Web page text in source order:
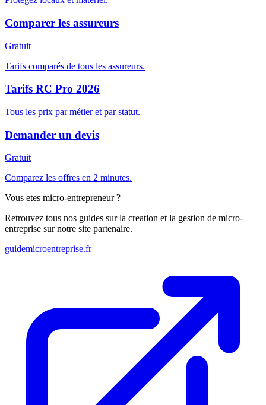
Comparer les assureurs
Gratuit
Tarifs comparés de tous les assureurs.
Tarifs RC Pro 2026
Tous les prix par métier et par statut.
Demander un devis
Gratuit
Comparez les offres en 2 minutes.
Vous etes micro-entrepreneur ?
Retrouvez tous nos guides sur la creation et la gestion de micro-
entreprise sur notre site partenaire.
guidemicroentreprise.fr